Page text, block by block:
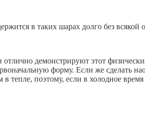
в таких шарах долго без всякой
демонстрируют этот
форму. Если же сделать
тепле, поэтому, если в холодное